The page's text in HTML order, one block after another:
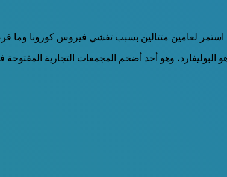
متتالين بسبب تفشي فيروس كورونا وما فرضه من تداعيات منعت حدوث أية
وهو أحد أضخم المجمعات التجارية المفتوحة